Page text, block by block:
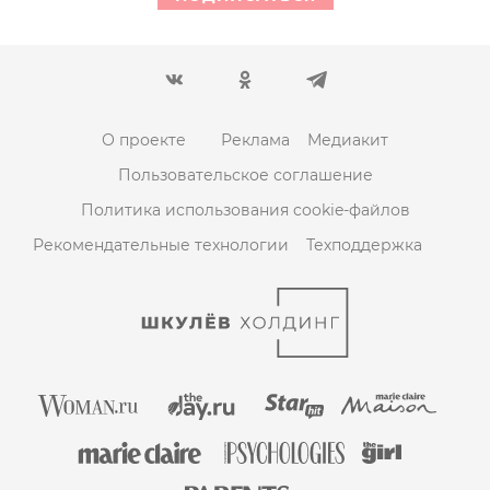
О проекте Реклама
Медиакит
Пользовательское соглашение
Политика использования cookie-файлов
Рекомендательные технологии
Техподдержка